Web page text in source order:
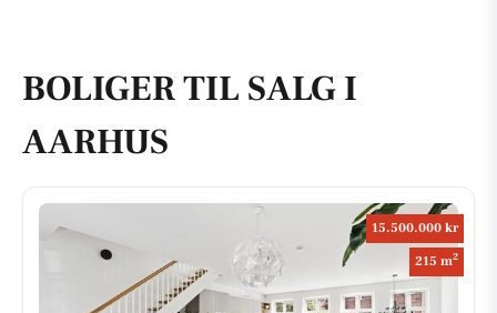
BOLIGER TIL SALG I
AARHUS
15.500.000 kr
215 m2